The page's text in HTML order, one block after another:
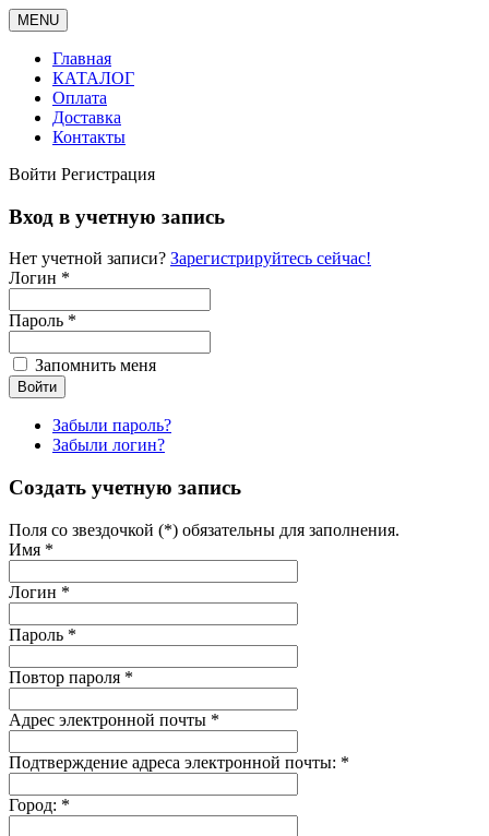
MENU
Главная
КАТАЛОГ
Оплата
Доставка
Контакты
Войти Регистрация
Вход в учетную запись
Нет учетной записи? Зарегистрируйтесь сейчас!
Логин *
Пароль *
Запомнить меня
Забыли пароль?
Забыли логин?
Создать учетную запись
Поля со звездочкой (*) обязательны для заполнения.
Имя *
Логин *
Пароль *
Повтор пароля *
Адрес электронной почты *
Подтверждение адреса электронной почты: *
Город: *